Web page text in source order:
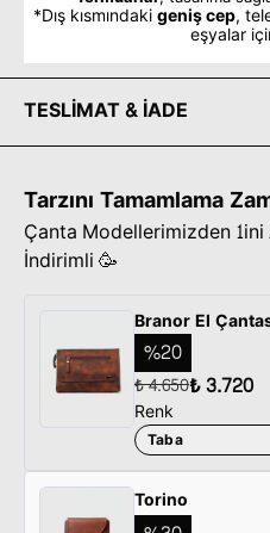
*Dış kısmındaki geniş cep,
eşyalar
TESLİMAT & İADE
Tarzını Tamamlama
Çanta Modellerimizden
İndirimli 🥳
Branor El
%20
₺ 4.650₺ 3.720
Renk
Taba
Torino